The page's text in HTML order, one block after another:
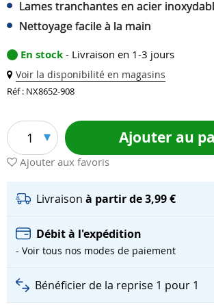
Lames tranchantes en acier
Nettoyage facile à la main
En stock - Livraison en 1-3 jours
Voir la disponibilité en magasins
Réf : NX8652-908
1 Ajouter au
Ajouter aux favoris
Livraison à partir de 3,99 €
Débit à l'expédition
- Voir tous nos modes de paiement
Bénéficier de la reprise 1 pour 1